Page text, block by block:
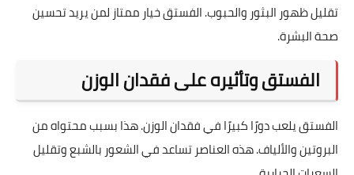
تقليل ظهور البثور والحبوب. الفستق خيار ممتاز لمن يريد تحسين
صحة البشرة.
الفستق وتأثيره على فقدان الوزن
الفستق يلعب دورًا كبيرًا في فقدان الوزن. هذا بسبب محتواه من
البروتين والألياف. هذه العناصر تساعد في الشعور بالشبع وتقليل